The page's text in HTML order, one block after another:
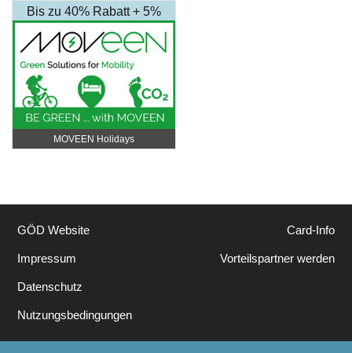
Bis zu 40% Rabatt + 5%
Rabatt Extra
MOVEEN Holidays
GÖD Website
Impressum
Datenschutz
Nutzungsbedingungen
Card-Info
Vorteilspartner werden